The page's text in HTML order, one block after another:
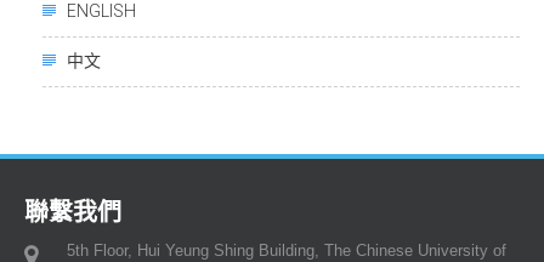
ENGLISH
中文
聯繫我們
5th Floor, Hui Yeung Shing Building, The Chinese University of